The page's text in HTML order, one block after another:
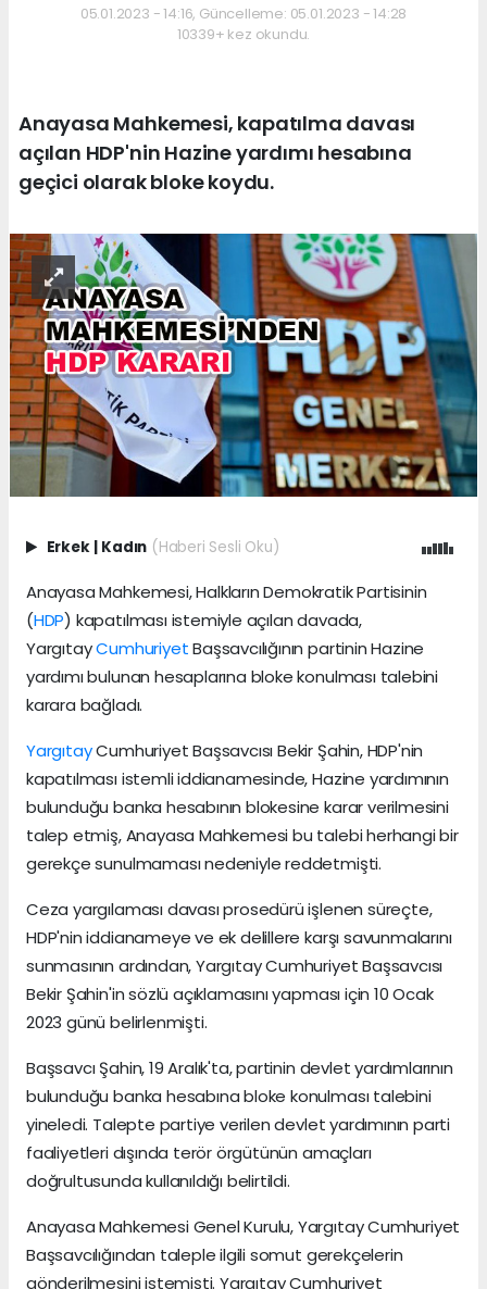
05.01.2023 - 14:16, Güncelleme: 05.01.2023 - 14:28
10339+ kez okundu.
Anayasa Mahkemesi, kapatılma davası
açılan HDP'nin Hazine yardımı hesabına
geçici olarak bloke koydu.
Erkek | Kadın (Haberi Sesli Oku)
Anayasa Mahkemesi, Halkların Demokratik Partisinin
(HDP) kapatılması istemiyle açılan davada,
YargıtayCumhuriyetBaşsavcılığının partinin Hazine
yardımı bulunan hesaplarına bloke konulması talebini
karara bağladı.
YargıtayCumhuriyet Başsavcısı Bekir Şahin, HDP'nin
kapatılması istemli iddianamesinde, Hazine yardımının
bulunduğu banka hesabının blokesine karar verilmesini
talep etmiş, Anayasa Mahkemesi bu talebi herhangi bir
gerekçe sunulmaması nedeniyle reddetmişti.
Ceza yargılaması davası prosedürü işlenen süreçte,
HDP'nin iddianameye ve ek delillere karşı savunmalarını
sunmasının ardından, Yargıtay Cumhuriyet Başsavcısı
Bekir Şahin'in sözlü açıklamasını yapması için 10 Ocak
2023 günü belirlenmişti.
Başsavcı Şahin, 19 Aralık'ta, partinin devlet yardımlarının
bulunduğu banka hesabına bloke konulması talebini
yineledi. Talepte partiye verilen devlet yardımının parti
faaliyetleri dışında terör örgütünün amaçları
doğrultusunda kullanıldığı belirtildi.
Anayasa Mahkemesi Genel Kurulu, Yargıtay Cumhuriyet
Başsavcılığından taleple ilgili somut gerekçelerin
gönderilmesini istemişti. Yargıtay Cumhuriyet